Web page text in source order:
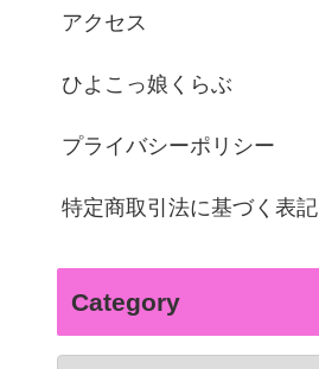
アクセス
ひよこっ娘くらぶ
プライバシーポリシー
特定商取引法に基づく表記
Category